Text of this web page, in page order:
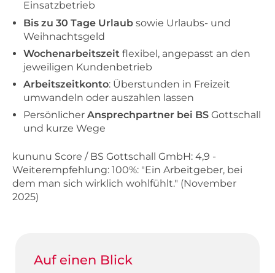
Einsatzbetrieb
Bis zu 30 Tage Urlaub sowie Urlaubs- und
Weihnachtsgeld
Wochenarbeitszeit flexibel, angepasst an den
jeweiligen Kundenbetrieb
Arbeitszeitkonto: Überstunden in Freizeit
umwandeln oder auszahlen lassen
Persönlicher Ansprechpartner bei BS Gottschall
und kurze Wege
kununu Score / BS Gottschall GmbH: 4,9 -
Weiterempfehlung: 100%: "Ein Arbeitgeber, bei
dem man sich wirklich wohlfühlt." (November
2025)
Auf einen Blick